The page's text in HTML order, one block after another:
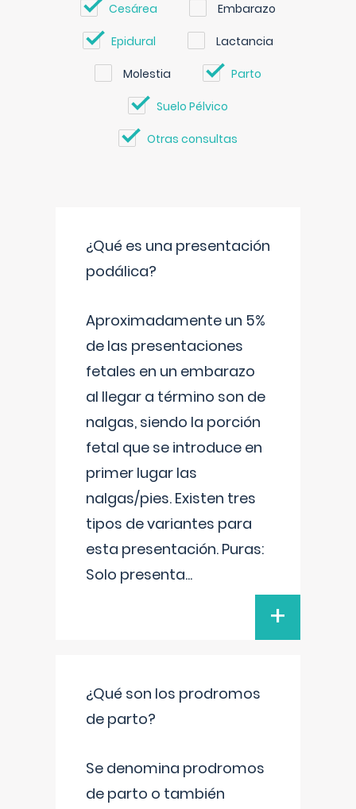
Cesárea Embarazo
Epidural Lactancia
Molestia Parto
Suelo Pélvico
Otras consultas
¿Qué es una presentación
podálica?
Aproximadamente un 5%
de las presentaciones
fetales en un embarazo
al llegar a término son de
nalgas, siendo la porción
fetal que se introduce en
primer lugar las
nalgas/pies. Existen tres
tipos de variantes para
esta presentación. Puras:
Solo presenta...
+
¿Qué son los prodromos
de parto?
Se denomina prodromos
de parto o también